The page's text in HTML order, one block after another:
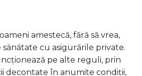
amestecă, fără să vrea,
cu asigurările private.
pe alte reguli, prin
decontate în anumite condiții,